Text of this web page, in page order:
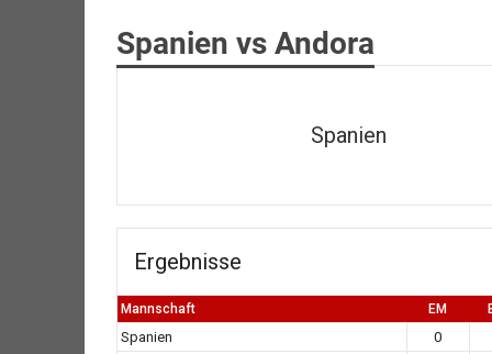
Spanien vs Andora
Spanien
Ergebnisse
Mannschaft EM
Spanien 0